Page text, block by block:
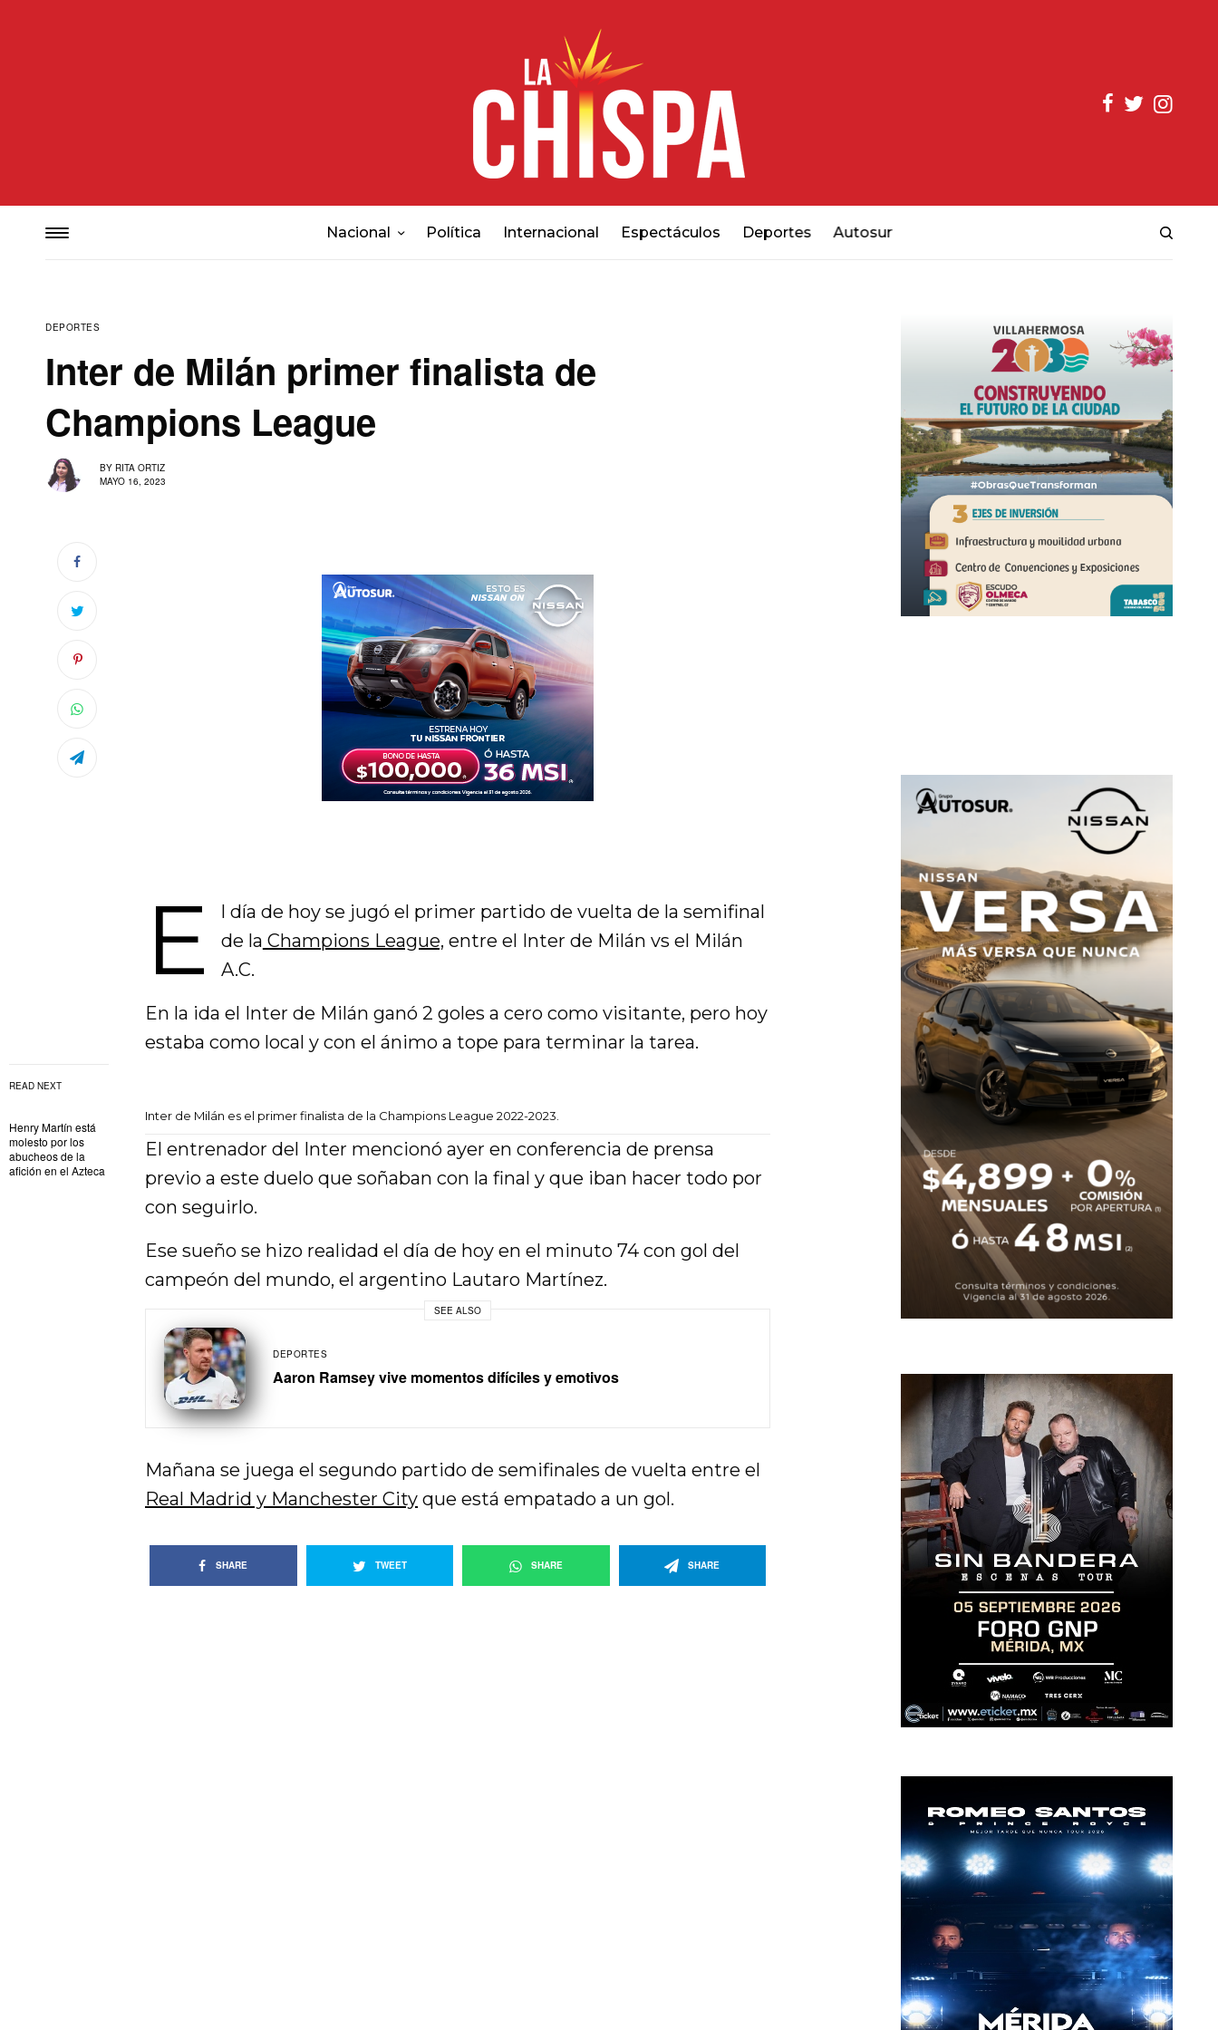
Nacional Política Internacional Espectáculos Deportes Autosur
DEPORTES
Inter de Milán primer finalista de
Champions League
BY RITA ORTIZ
MAYO 16, 2023
READ NEXT
Henry Martín está
molesto por los
abucheos de la
afición en el Azteca
E
l día de hoy se jugó el primer partido de vuelta de la semifinal
de la Champions League, entre el Inter de Milán vs el Milán
A.C.
En la ida el Inter de Milán ganó 2 goles a cero como visitante, pero hoy
estaba como local y con el ánimo a tope para terminar la tarea.
Inter de Milán es el primer finalista de la Champions League 2022-2023.
El entrenador del Inter mencionó ayer en conferencia de prensa
previo a este duelo que soñaban con la final y que iban hacer todo por
con seguirlo.
Ese sueño se hizo realidad el día de hoy en el minuto 74 con gol del
campeón del mundo, el argentino Lautaro Martínez.
SEE ALSO
DEPORTES
Aaron Ramsey vive momentos difíciles y emotivos
Mañana se juega el segundo partido de semifinales de vuelta entre el
Real Madrid y Manchester City que está empatado a un gol.
SHARE TWEET SHARE SHARE